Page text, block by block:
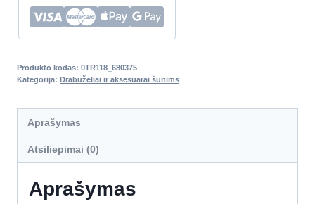
Produkto kodas: 0TR118_680375
Kategorija: Drabužėliai ir aksesuarai šunims
Aprašymas
Atsiliepimai (0)
Aprašymas